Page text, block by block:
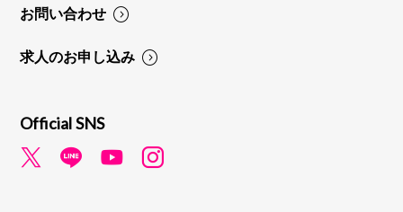
お問い合わせ
求人のお申し込み
Official SNS